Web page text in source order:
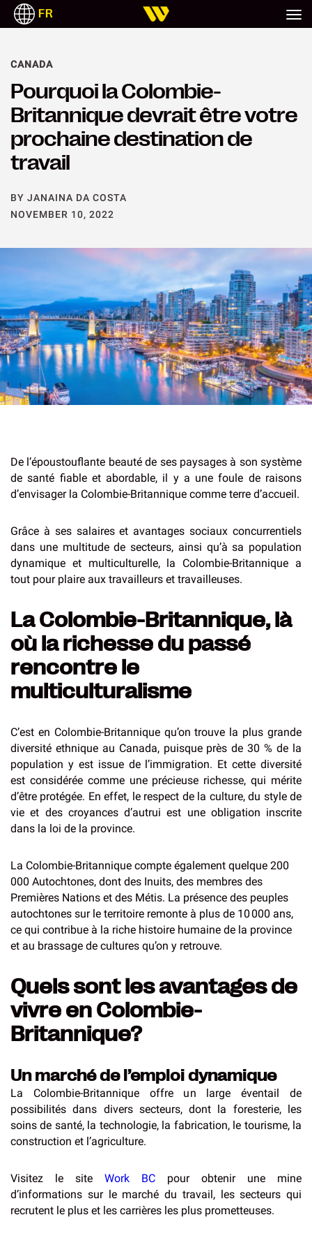
FR
Pourquoi la Colombie-
Britannique devrait être votre
prochaine destination de
travail
CANADA
BY JANAINA DA COSTA
NOVEMBER 10, 2022
De l’époustouflante beauté de ses paysages à son système
de santé fiable et abordable, il y a une foule de raisons
d’envisager la Colombie-Britannique comme terre d’accueil.
Grâce à ses salaires et avantages sociaux concurrentiels
dans une multitude de secteurs, ainsi qu’à sa population
dynamique et multiculturelle, la Colombie-Britannique a
tout pour plaire aux travailleurs et travailleuses.
La Colombie-Britannique, là
où la richesse du passé
rencontre le
multiculturalisme
C’est en Colombie-Britannique qu’on trouve la plus grande
diversité ethnique au Canada, puisque près de 30 % de la
population y est issue de l’immigration. Et cette diversité
est considérée comme une précieuse richesse, qui mérite
d’être protégée. En effet, le respect de la culture, du style de
vie et des croyances d’autrui est une obligation inscrite
dans la loi de la province.
La Colombie-Britannique compte également quelque 200
000 Autochtones, dont des Inuits, des membres des
Premières Nations et des Métis. La présence des peuples
autochtones sur le territoire remonte à plus de 10 000 ans,
ce qui contribue à la riche histoire humaine de la province
et au brassage de cultures qu’on y retrouve.
Quels sont les avantages de
vivre en Colombie-
Britannique?
Un marché de l’emploi dynamique
La Colombie-Britannique offre un large éventail de
possibilités dans divers secteurs, dont la foresterie, les
soins de santé, la technologie, la fabrication, le tourisme, la
construction et l’agriculture.
Visitez le site Work BC pour obtenir une mine
d’informations sur le marché du travail, les secteurs qui
recrutent le plus et les carrières les plus prometteuses.